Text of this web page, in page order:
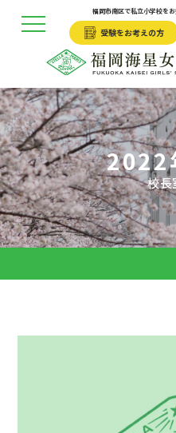
福岡市南区で私立小学校を
受験をお考えの方
2022
校長